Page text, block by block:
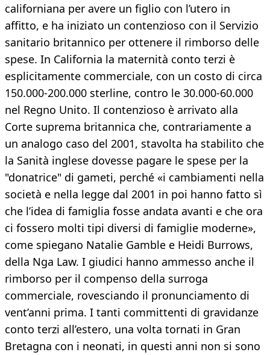
californiana per avere un figlio con l’utero in
affitto, e ha iniziato un contenzioso con il Servizio
sanitario britannico per ottenere il rimborso delle
spese. In California la maternità conto terzi è
esplicitamente commerciale, con un costo di circa
150.000-200.000 sterline, contro le 30.000-60.000
nel Regno Unito. Il contenzioso è arrivato alla
Corte suprema britannica che, contrariamente a
un analogo caso del 2001, stavolta ha stabilito che
la Sanità inglese dovesse pagare le spese per la
"donatrice" di gameti, perché «i cambiamenti nella
società e nella legge dal 2001 in poi hanno fatto sì
che l’idea di famiglia fosse andata avanti e che ora
ci fossero molti tipi diversi di famiglie moderne»,
come spiegano Natalie Gamble e Heidi Burrows,
della Nga Law. I giudici hanno ammesso anche il
rimborso per il compenso della surroga
commerciale, rovesciando il pronunciamento di
vent’anni prima. I tanti committenti di gravidanze
conto terzi all’estero, una volta tornati in Gran
Bretagna con i neonati, in questi anni non si sono